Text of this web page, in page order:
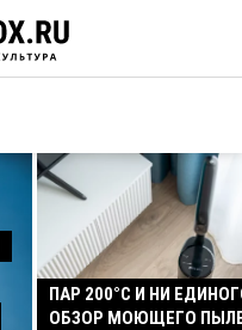
ПАР 200°C И НИ
ОБЗОР МОЮЩЕГО